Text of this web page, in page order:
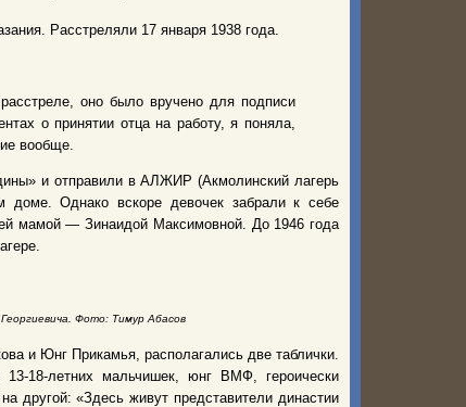
Расстреляли 17 января 1938 года.
оно было вручено для подписи
о принятии отца на работу, я поняла,
вообще.
и отправили в АЛЖИР (Акмолинский лагерь
доме. Однако вскоре девочек забрали к себе
мамой — Зинаидой Максимовной. До 1946 года
Фото: Тимур Абасов
и Юнг Прикамья, располагались две таблички.
18-летних мальчишек, юнг ВМФ, героически
другой: «Здесь живут представители династии